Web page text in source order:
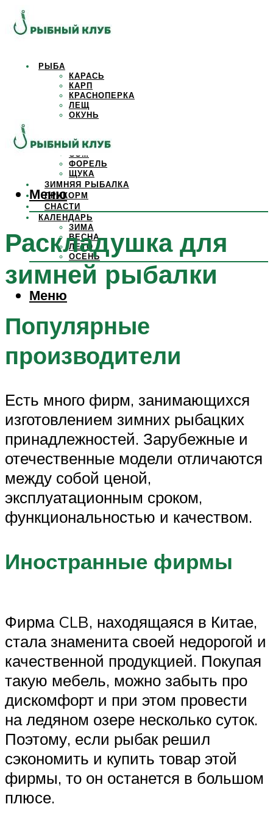
РЫБА
КАРАСЬ
КАРП
КРАСНОПЕРКА
ЛЕЩ
ОКУНЬ
САЗАН
СОМ
ФОРЕЛЬ
ЩУКА
ЗИМНЯЯ РЫБАЛКА
ПРИКОРМ
СНАСТИ
КАЛЕНДАРЬ
ЗИМА
ВЕСНА
ЛЕТО
ОСЕНЬ
Меню
Меню
Раскладушка для
зимней рыбалки
Популярные
производители
Есть много фирм, занимающихся
изготовлением зимних рыбацких
принадлежностей. Зарубежные и
отечественные модели отличаются
между собой ценой,
эксплуатационным сроком,
функциональностью и качеством.
Иностранные фирмы
Фирма CLB, находящаяся в Китае,
стала знаменита своей недорогой и
качественной продукцией. Покупая
такую мебель, можно забыть про
дискомфорт и при этом провести
на ледяном озере несколько суток.
Поэтому, если рыбак решил
сэкономить и купить товар этой
фирмы, то он останется в большом
плюсе.